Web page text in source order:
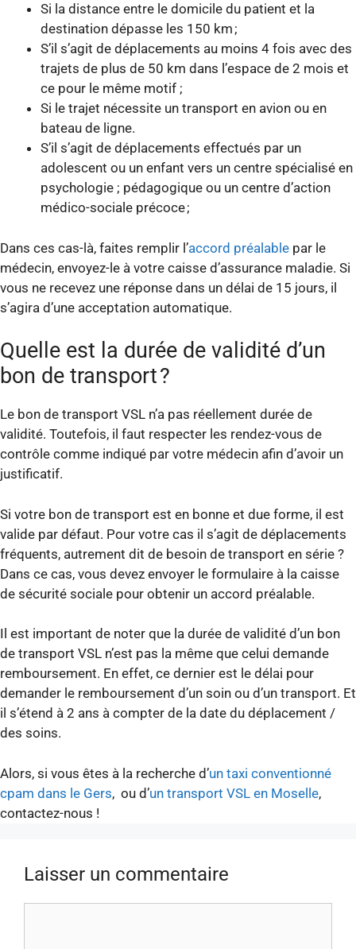
Si la distance entre le domicile du patient et la
destination dépasse les 150 km ;
S’il s’agit de déplacements au moins 4 fois avec des
trajets de plus de 50 km dans l’espace de 2 mois et
ce pour le même motif ;
Si le trajet nécessite un transport en avion ou en
bateau de ligne.
S’il s’agit de déplacements effectués par un
adolescent ou un enfant vers un centre spécialisé en
psychologie ; pédagogique ou un centre d’action
médico-sociale précoce ;
Dans ces cas-là, faites remplir l’accord préalable par le
médecin, envoyez-le à votre caisse d’assurance maladie. Si
vous ne recevez une réponse dans un délai de 15 jours, il
s’agira d’une acceptation automatique.
Quelle est la durée de validité d’un
bon de transport ?
Le bon de transport VSL n’a pas réellement durée de
validité. Toutefois, il faut respecter les rendez-vous de
contrôle comme indiqué par votre médecin afin d’avoir un
justificatif.
Si votre bon de transport est en bonne et due forme, il est
valide par défaut. Pour votre cas il s’agit de déplacements
fréquents, autrement dit de besoin de transport en série ?
Dans ce cas, vous devez envoyer le formulaire à la caisse
de sécurité sociale pour obtenir un accord préalable.
Il est important de noter que la durée de validité d’un bon
de transport VSL n’est pas la même que celui demande
remboursement. En effet, ce dernier est le délai pour
demander le remboursement d’un soin ou d’un transport. Et
il s’étend à 2 ans à compter de la date du déplacement /
des soins.
Alors, si vous êtes à la recherche d’un taxi conventionné
cpam dans le Gers, ou d’un transport VSL en Moselle,
contactez-nous !
Laisser un commentaire